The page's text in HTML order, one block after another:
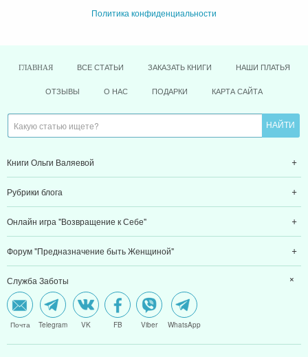
Политика конфиденциальности
ГЛАВНАЯ ВСЕ СТАТЬИ ЗАКАЗАТЬ КНИГИ НАШИ ПЛАТЬЯ
ОТЗЫВЫ О НАС ПОДАРКИ КАРТА САЙТА
Книги Ольги Валяевой
Рубрики блога
Онлайн игра "Возвращение к Себе"
Форум "Предназначение быть Женщиной"
Служба Заботы
Почта Telegram VK FB Viber WhatsApp